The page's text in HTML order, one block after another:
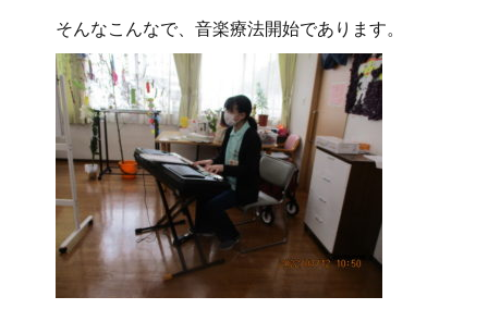
そんなこんなで、音楽療法開始であります。